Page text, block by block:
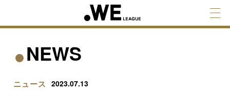
NEWS
ニュース 2023.07.13